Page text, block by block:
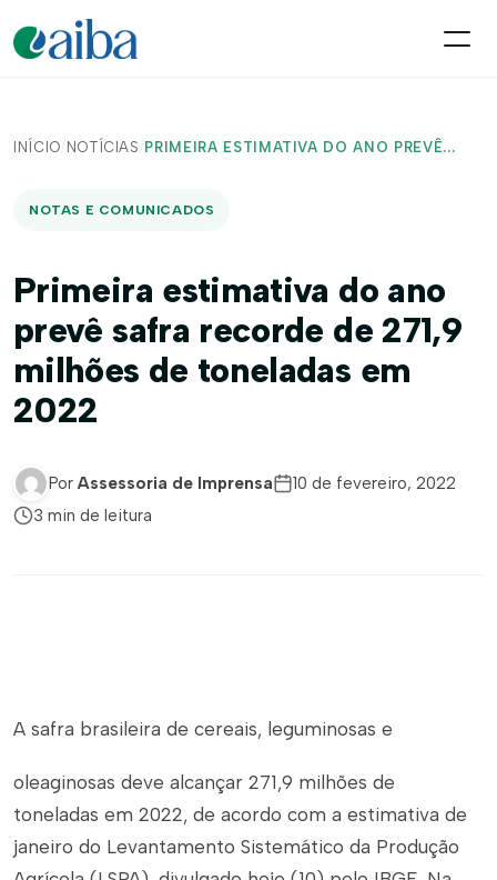
INÍCIO/ NOTÍCIAS / PRIMEIRA ESTIMATIVA DO ANO PREVÊ...
NOTAS E COMUNICADOS
Primeira estimativa do ano
prevê safra recorde de 271,9
milhões de toneladas em
2022
Por Assessoria de Imprensa
10 de fevereiro, 2022
3 min de leitura
A safra brasileira de cereais, leguminosas e
oleaginosas deve alcançar 271,9 milhões de
toneladas em 2022, de acordo com a estimativa de
janeiro do Levantamento Sistemático da Produção